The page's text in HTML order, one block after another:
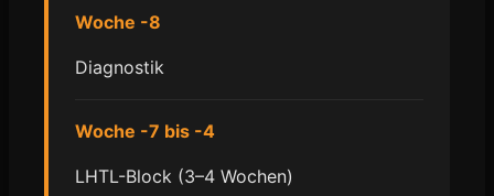
Woche -8
Diagnostik
Woche -7 bis -4
LHTL-Block (3–4 Wochen)